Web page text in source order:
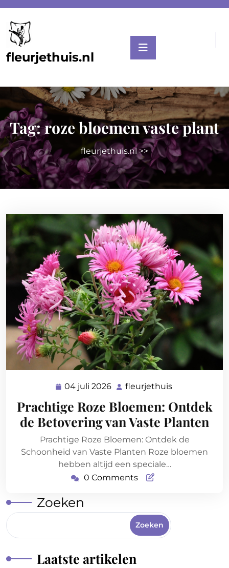
content
fleurjethuis.nl
Tag:roze bloemen vaste plant
fleurjethuis.nl>>
04 juli 2026 04
juli
2026
fleurjethuis
Prachtige Roze Bloemen: Ontdek
de Betovering van Vaste Planten
Prachtige Roze Bloemen: Ontdek de
Schoonheid van Vaste Planten Roze bloemen
hebben altijd een speciale…
0 Comments
Zoeken
Zoeken
Laatste artikelen